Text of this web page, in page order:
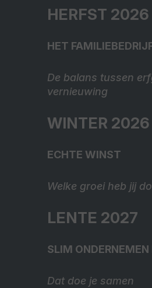
HERFST 2026
HET
De balans tussen
vernieuwing
WINTER 2026
ECHTE WINST
Welke groei heb jij
LENTE 2027
SLIM
Dat doe je samen